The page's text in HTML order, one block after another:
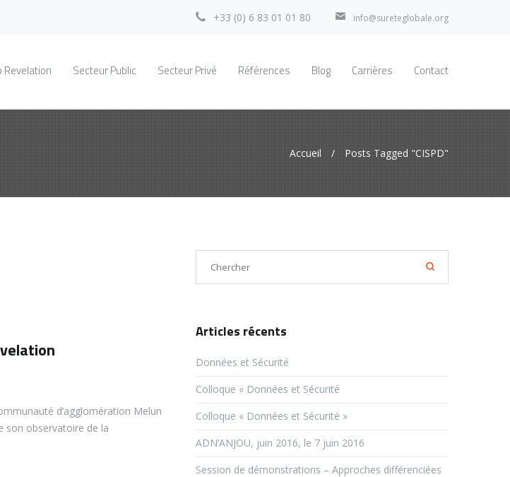
+33 (0) 6 83 01 01 80 info@sureteglobale.org
Revelation Secteur Public Secteur Privé Références Blog Carrières Contact
Accueil / Posts Tagged "CISPD"
d’agglomération Melun
son observatoire de la
Articles récents
Données et Sécurité
Colloque « Données et Sécurité
Colloque « Données et Sécurité »
ADN’ANJOU, juin 2016, le 7 juin 2016
Session de démonstrations – Approches différenciées